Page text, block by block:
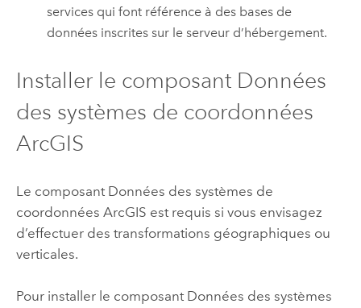
services qui font référence à des bases de
données inscrites sur le serveur d’hébergement.
Installer le composant Données
des systèmes de coordonnées
ArcGIS
Le composant Données des systèmes de
coordonnées ArcGIS est requis si vous envisagez
d’effectuer des transformations géographiques ou
verticales.
Pour installer le composant Données des systèmes